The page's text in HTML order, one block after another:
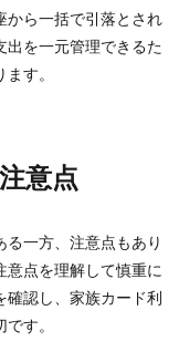
から一括で引落とされ
出を一元管理できるた
す。
意点
一方、注意点もあり
意点を理解して慎重に
認し、家族カード利
す。